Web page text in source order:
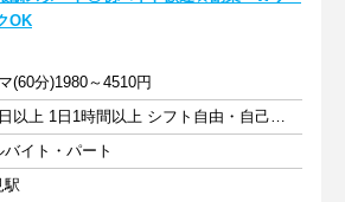
OK
(60分)1980～4510円
週1日以上 1日1時間以上 シフト自由・自己申告
バイト・パート
駅